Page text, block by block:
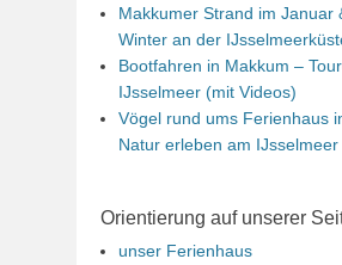
Makkumer Strand im Januar
Winter an der
Bootfahren in Makkum –
IJsselmeer (mit Videos)
Vögel rund ums Ferienhaus
Natur erleben am IJsselmeer
Orientierung auf unserer
unser Ferienhaus